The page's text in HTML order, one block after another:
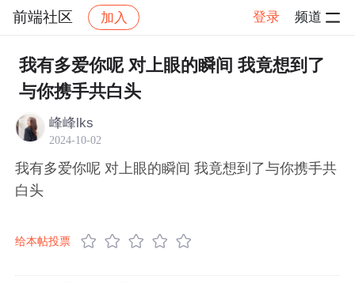
前端社区 加入 登录 频道
社区 前端社区 感慨 帖子详情
我有多爱你呢 对上眼的瞬间 我竟想到了
与你携手共白头
峰峰lks
2024-10-02
我有多爱你呢 对上眼的瞬间 我竟想到了与你携手共
白头
给本帖投票